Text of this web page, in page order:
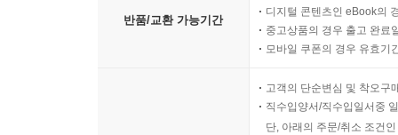
반품/교환 가능기간
디지털 콘텐츠인 eBook의
중고상품의 경우 출고 완료
모바일 쿠폰의 경우 유효기
고객의 단순변심 및 착오구
직수입양서/직수입일서중
단, 아래의 주문/취소 조건